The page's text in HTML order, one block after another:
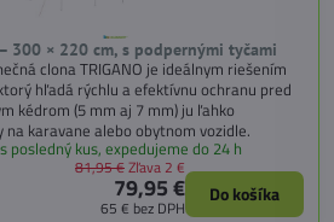
300 × 220 cm, s podpernými tyčami
clona TRIGANO je ideálnym riešením
hľadá rýchlu a efektívnu ochranu pred
kédrom (5 mm aj 7 mm) ju ľahko
karavane alebo obytnom vozidle.
posledný kus, expedujeme do 24 h
79,95 €
65 € bez DPH
81,95 €Zľava 2 €
Do košíka